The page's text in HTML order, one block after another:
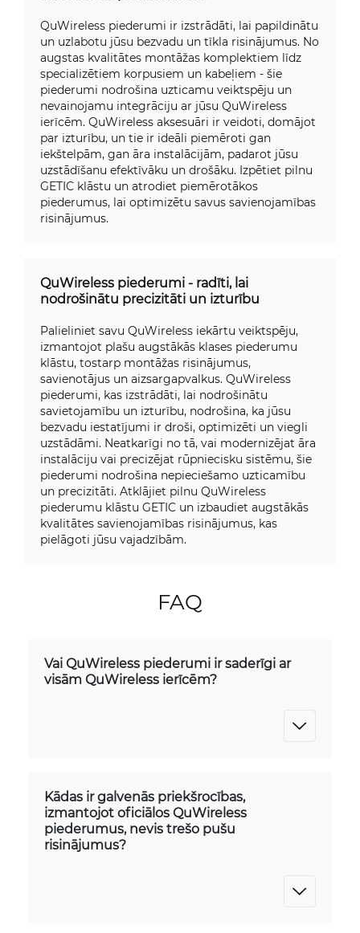
QuWireless piederumi ir izstrādāti, lai papildinātu
un uzlabotu jūsu bezvadu un tīkla risinājumus. No
augstas kvalitātes montāžas komplektiem līdz
specializētiem korpusiem un kabeļiem - šie
piederumi nodrošina uzticamu veiktspēju un
nevainojamu integrāciju ar jūsu QuWireless
ierīcēm. QuWireless aksesuāri ir veidoti, domājot
par izturību, un tie ir ideāli piemēroti gan
iekštelpām, gan āra instalācijām, padarot jūsu
uzstādīšanu efektīvāku un drošāku. Izpētiet pilnu
GETIC klāstu un atrodiet piemērotākos
piederumus, lai optimizētu savus savienojamības
risinājumus.
QuWireless piederumi - radīti, lai
nodrošinātu precizitāti un izturību
Palieliniet savu QuWireless iekārtu veiktspēju,
izmantojot plašu augstākās klases piederumu
klāstu, tostarp montāžas risinājumus,
savienotājus un aizsargapvalkus. QuWireless
piederumi, kas izstrādāti, lai nodrošinātu
savietojamību un izturību, nodrošina, ka jūsu
bezvadu iestatījumi ir droši, optimizēti un viegli
uzstādāmi. Neatkarīgi no tā, vai modernizējat āra
instalāciju vai precizējat rūpniecisku sistēmu, šie
piederumi nodrošina nepieciešamo uzticamību
un precizitāti. Atklājiet pilnu QuWireless
piederumu klāstu GETIC un izbaudiet augstākās
kvalitātes savienojamības risinājumus, kas
pielāgoti jūsu vajadzībām.
FAQ
Vai QuWireless piederumi ir saderīgi ar
visām QuWireless ierīcēm?
Kādas ir galvenās priekšrocības,
izmantojot oficiālos QuWireless
piederumus, nevis trešo pušu
risinājumus?